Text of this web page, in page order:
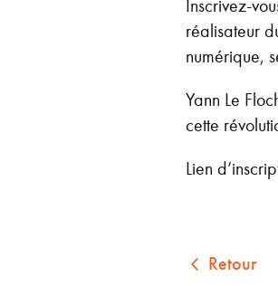
Inscrivez-
réalisateur
numérique,
Yann Le
cette
Lien
Retour